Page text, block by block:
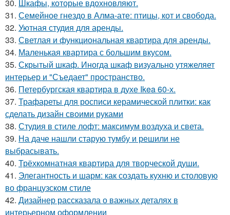
30. Шкафы, которые вдохновляют.
31. Семейное гнездо в Алма-ате: птицы, кот и свобода.
32. Уютная студия для аренды.
33. Светлая и функциональная квартира для аренды.
34. Маленькая квартира с большим вкусом.
35. Скрытый шкаф. Иногда шкаф визуально утяжеляет
интерьер и "Съедает" пространство.
36. Петербургская квартира в духе Ikea 60-х.
37. Трафареты для росписи керамической плитки: как
сделать дизайн своими руками
38. Студия в стиле лофт: максимум воздуха и света.
39. На даче нашли старую тумбу и решили не
выбрасывать.
40. Трёхкомнатная квартира для творческой души.
41. Элегантность и шарм: как создать кухню и столовую
во французском стиле
42. Дизайнер рассказала о важных деталях в
интерьерном оформлении